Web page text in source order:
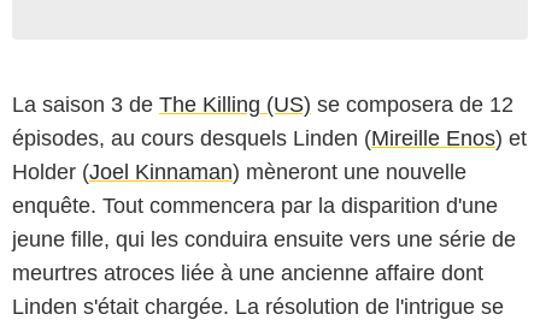
La saison 3 de The Killing (US) se composera de 12
épisodes, au cours desquels Linden (Mireille Enos) et
Holder (Joel Kinnaman) mèneront une nouvelle
enquête. Tout commencera par la disparition d'une
jeune fille, qui les conduira ensuite vers une série de
meurtres atroces liée à une ancienne affaire dont
Linden s'était chargée. La résolution de l'intrigue se